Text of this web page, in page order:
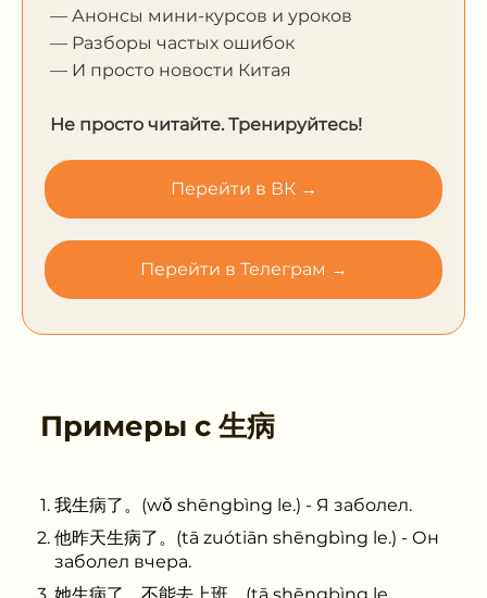
— Анонсы мини-курсов и уроков
— Разборы частых ошибок
— И просто новости Китая
Не просто читайте. Тренируйтесь!
Перейти в ВК →
Перейти в Телеграм →
Примеры с 生病
我生病了。(wǒ shēngbìng le.) - Я заболел.
他昨天生病了。(tā zuótiān shēngbìng le.) - Он
заболел вчера.